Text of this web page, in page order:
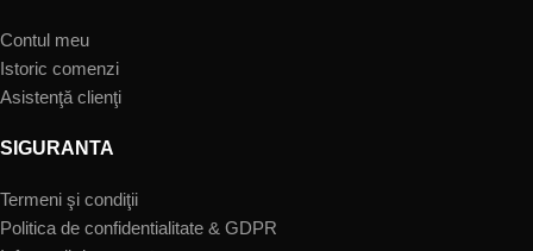
Contul meu
Istoric comenzi
Asistenţă clienţi
SIGURANTA
Termeni şi condiţii
Politica de confidentialitate & GDPR